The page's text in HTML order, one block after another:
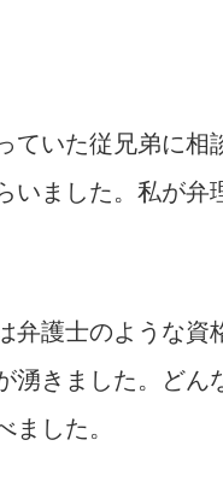
ていた従兄弟に相
いました。私が弁
護士のような資
湧きました。どん
した。